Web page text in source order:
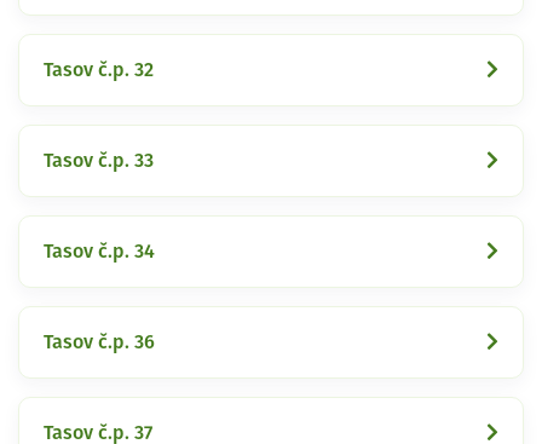
Tasov č.p. 32
Tasov č.p. 33
Tasov č.p. 34
Tasov č.p. 36
Tasov č.p. 37